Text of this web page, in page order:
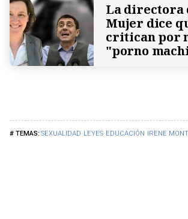
SEXUALIDAD LEYES EDUCACIÓN IRENE
La directora
Mujer dice
critican por
"porno